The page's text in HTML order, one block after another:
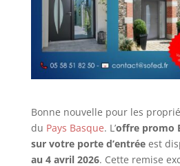
Bonne nouvelle pour les
du Pays Basque. L’offre promo
sur votre porte d’entréeest
au 4 avril 2026. Cette remise